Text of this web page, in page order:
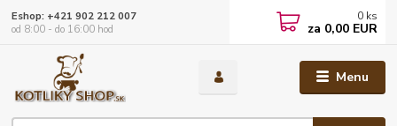
Menu
Eshop: +421 902 212 007
od 8:00 - do 16:00 hod
0 ks
za 0,00 EUR